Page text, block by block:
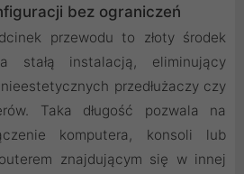
bez ograniczeń
przewodu to złoty środek
stałą instalacją, eliminujący
przedłużaczy czy
Taka długość pozwala na
komputera, konsoli lub
znajdującym się w innej